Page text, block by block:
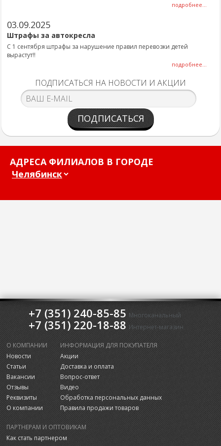
подробнее...
03.09.2025
Штрафы за автокресла
С 1 сентября штрафы за нарушение правил перевозки детей
вырастут!!
подробнее...
ПОДПИСАТЬСЯ НА НОВОСТИ И АКЦИИ
ПОДПИСАТЬСЯ
АДРЕСА ФИЛИАЛОВ В ГОРОДЕ
+7 (351) 240-85-85 Многоканальный
+7 (351) 220-18-88 Интернет-магазин
О КОМПАНИИ
Новости
Статьи
Вакансии
Отзывы
Реквизиты
О компании
ИНФОРМАЦИЯ ДЛЯ ПОКУПАТЕЛЯ
Акции
Доставка и оплата
Вопрос-ответ
Видео
Обработка персональных данных
Правила продажи товаров
ПАРТНЕРАМ И ОПТОВИКАМ
Как стать партнером